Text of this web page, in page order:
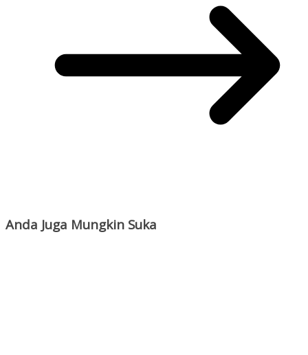
Anda Juga Mungkin Suka